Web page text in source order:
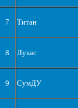
7 Титан
8 Лукас
9 СумДУ